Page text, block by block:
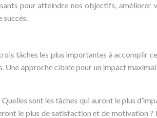
pour atteindre nos objectifs,
succès.
tâches les plus importantes à accomplir
Une approche ciblée pour un impact
sont les tâches qui auront le plus
le plus de satisfaction et de motivation